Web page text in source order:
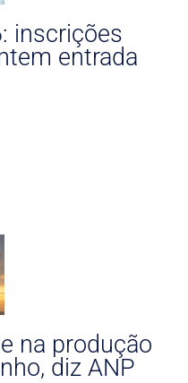
inscrições
entrada
na produção
diz ANP